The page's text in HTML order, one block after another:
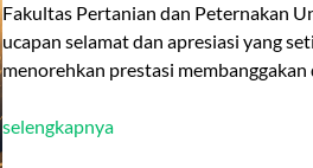
Fakultas Pertanian dan Peternakan
ucapan selamat dan apresiasi yang
menorehkan prestasi
selengkapnya